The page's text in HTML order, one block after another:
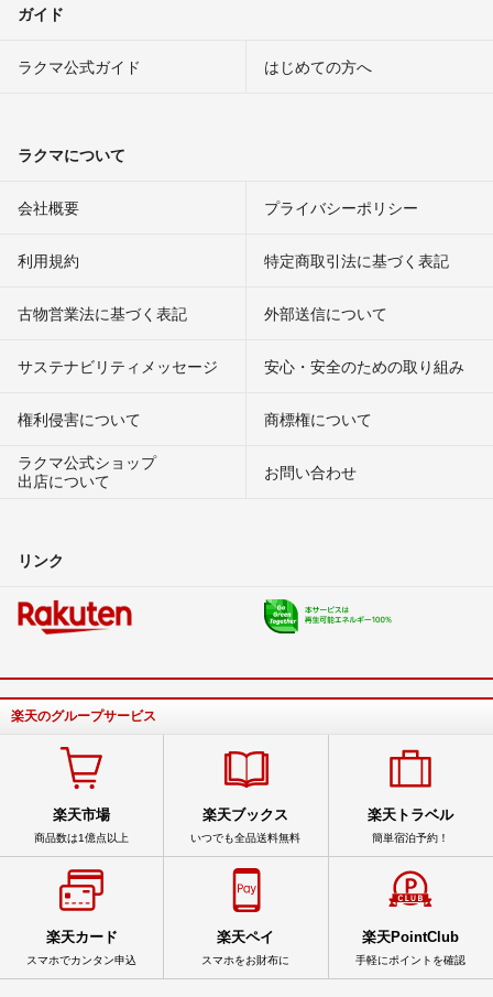
ガイド
ラクマ公式ガイド はじめての方へ
ラクマについて
会社概要 プライバシーポリシー
利用規約 特定商取引法に基づく表記
古物営業法に基づく表記 外部送信について
サステナビリティメッセージ 安心・安全のための取り組み
権利侵害について
商標権について
ラクマ公式ショップ
出店について
お問い合わせ
リンク
楽天のグループサービス
楽天市場
商品数は1億点以上
楽天ブックス
いつでも全品送料無料
楽天トラベル
簡単宿泊予約！
楽天カード
スマホでカンタン申込
楽天ペイ
スマホをお財布に
楽天PointClub
手軽にポイントを確認